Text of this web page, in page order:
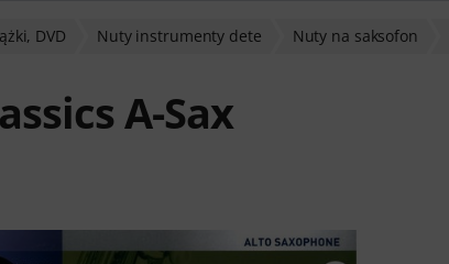
DVD Nuty instrumenty dete Nuty na saksofon
A-Sax
5 ocen klientów